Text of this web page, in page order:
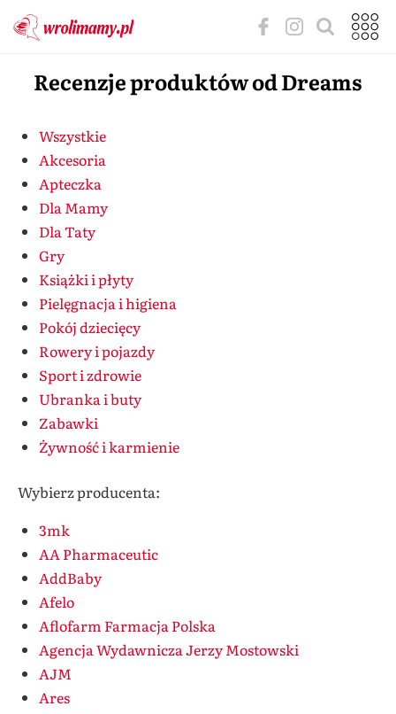
Recenzje produktów od Dreams
Wszystkie
Akcesoria
Apteczka
Dla Mamy
Dla Taty
Gry
Książki i płyty
Pielęgnacja i higiena
Pokój dziecięcy
Rowery i pojazdy
Sport i zdrowie
Ubranka i buty
Zabawki
Żywność i karmienie
Wybierz producenta:
3mk
AA Pharmaceutic
AddBaby
Afelo
Aflofarm Farmacja Polska
Agencja Wydawnicza Jerzy Mostowski
AJM
Ares